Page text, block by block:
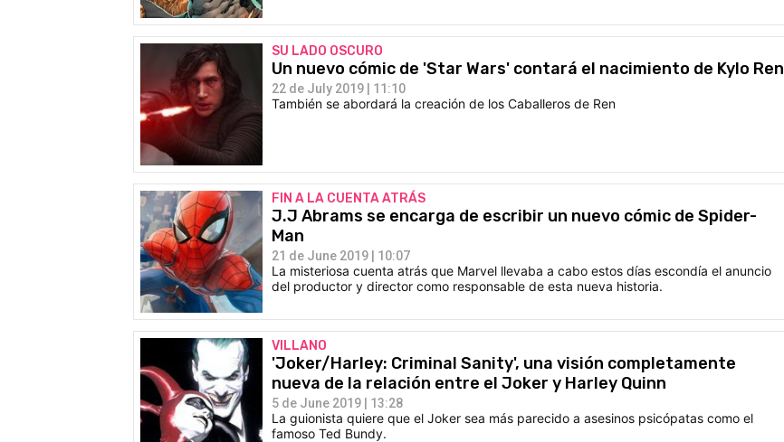
SU LADO OSCURO
Un nuevo cómic de 'Star Wars' contará el nacimiento de Kylo Ren
22 de July 2019 | 11:10
También se abordará la creación de los Caballeros de Ren
FIN A LA CUENTA ATRÁS
J.J Abrams se encarga de escribir un nuevo cómic de Spider-
Man
21 de June 2019 | 10:07
La misteriosa cuenta atrás que Marvel llevaba a cabo estos días escondía el anuncio
del productor y director como responsable de esta nueva historia.
VILLANO
'Joker/Harley: Criminal Sanity', una visión completamente
nueva de la relación entre el Joker y Harley Quinn
5 de June 2019 | 13:28
La guionista quiere que el Joker sea más parecido a asesinos psicópatas como el
famoso Ted Bundy.